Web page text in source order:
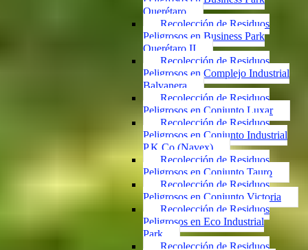
Querétaro
Recolección de Residuos
Peligrosos en Business Park
Querétaro II
Recolección de Residuos
Peligrosos en Complejo Industrial
Balvanera
Recolección de Residuos
Peligrosos en Conjunto Luxar
Recolección de Residuos
Peligrosos en Conjunto Industrial
P.K.Co (Navex)
Recolección de Residuos
Peligrosos en Conjunto Tauro
Recolección de Residuos
Peligrosos en Conjunto Victoria
Recolección de Residuos
Peligrosos en Eco Industrial
Park
Recolección de Residuos